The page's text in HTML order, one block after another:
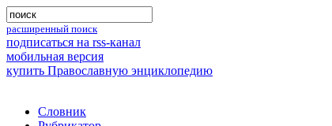
расширенный поиск
подписаться на rss-канал
мобильная версия
купить Православную энциклопедию
Словник